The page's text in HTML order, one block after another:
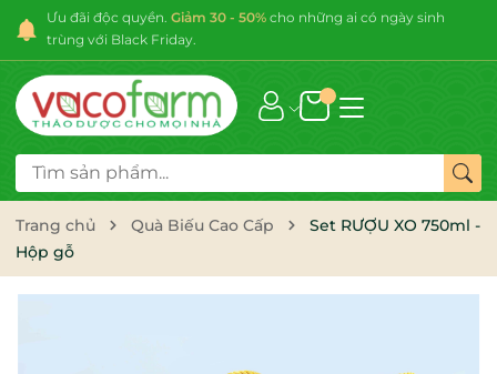
Ưu đãi độc quyền. Giảm 30 - 50% cho những ai có ngày sinh
trùng với Black Friday.
Trang chủ Quà Biếu Cao Cấp
Set RƯỢU XO 750ml -
Hộp gỗ